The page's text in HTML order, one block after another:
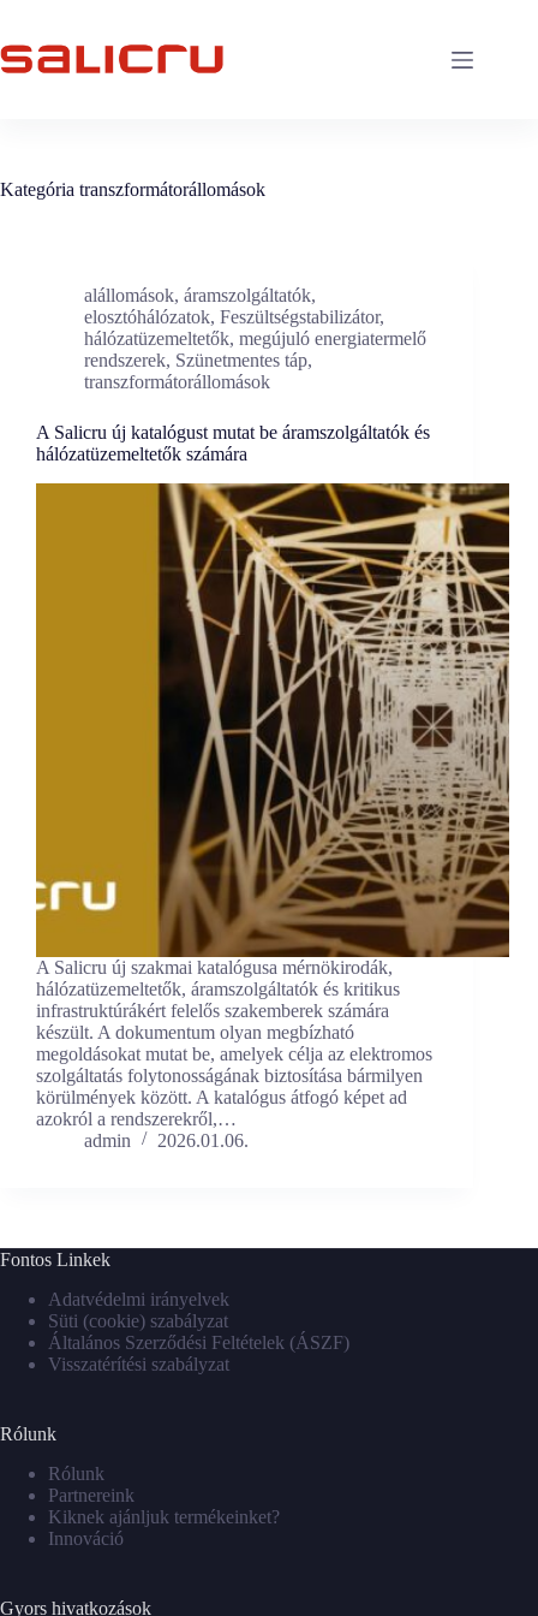
content
Kategória transzformátorállomások
alállomások, áramszolgáltatók,
elosztóhálózatok, Feszültségstabilizátor,
hálózatüzemeltetők, megújuló energiatermelő
rendszerek, Szünetmentes táp,
transzformátorállomások
A Salicru új katalógust mutat be áramszolgáltatók és
hálózatüzemeltetők számára
A Salicru új szakmai katalógusa mérnökirodák,
hálózatüzemeltetők, áramszolgáltatók és kritikus
infrastruktúrákért felelős szakemberek számára
készült. A dokumentum olyan megbízható
megoldásokat mutat be, amelyek célja az elektromos
szolgáltatás folytonosságának biztosítása bármilyen
körülmények között. A katalógus átfogó képet ad
azokról a rendszerekről,…
admin
2026.01.06.
Fontos Linkek
Adatvédelmi irányelvek
Süti (cookie) szabályzat
Általános Szerződési Feltételek (ÁSZF)
Visszatérítési szabályzat
Rólunk
Rólunk
Partnereink
Kiknek ajánljuk termékeinket?
Innováció
Gyors hivatkozások